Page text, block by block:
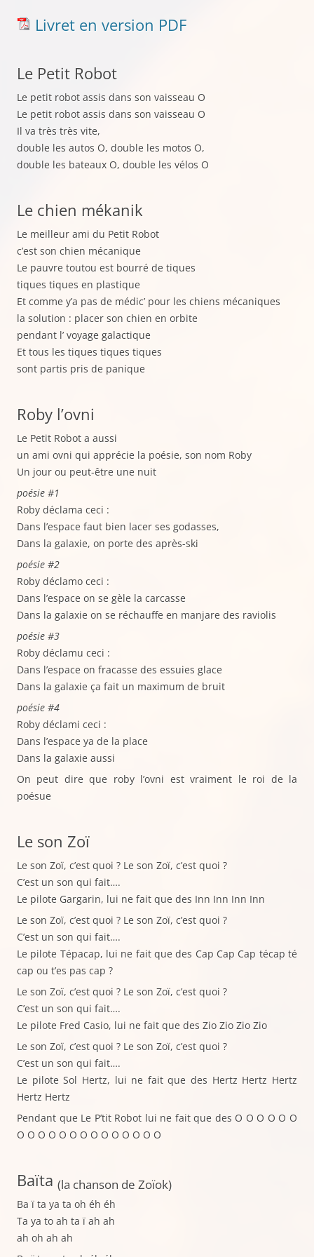
Livret en version PDF
Le Petit Robot
Le petit robot assis dans son vaisseau O
Le petit robot assis dans son vaisseau O
Il va très très vite,
double les autos O, double les motos O,
double les bateaux O, double les vélos O
Le chien mékanik
Le meilleur ami du Petit Robot
c’est son chien mécanique
Le pauvre toutou est bourré de tiques
tiques tiques en plastique
Et comme y’a pas de médic’ pour les chiens mécaniques
la solution : placer son chien en orbite
pendant l’ voyage galactique
Et tous les tiques tiques tiques
sont partis pris de panique
Roby l’ovni
Le Petit Robot a aussi
un ami ovni qui apprécie la poésie, son nom Roby
Un jour ou peut-être une nuit
poésie #1
Roby déclama ceci :
Dans l’espace faut bien lacer ses godasses,
Dans la galaxie, on porte des après-ski
poésie #2
Roby déclamo ceci :
Dans l’espace on se gèle la carcasse
Dans la galaxie on se réchauffe en manjare des raviolis
poésie #3
Roby déclamu ceci :
Dans l’espace on fracasse des essuies glace
Dans la galaxie ça fait un maximum de bruit
poésie #4
Roby déclami ceci :
Dans l’espace ya de la place
Dans la galaxie aussi
On peut dire que roby l’ovni est vraiment le roi de la
poésue
Le son Zoï
Le son Zoï, c’est quoi ? Le son Zoï, c’est quoi ?
C’est un son qui fait….
Le pilote Gargarin, lui ne fait que des Inn Inn Inn Inn
Le son Zoï, c’est quoi ? Le son Zoï, c’est quoi ?
C’est un son qui fait….
Le pilote Tépacap, lui ne fait que des Cap Cap Cap técap té
cap ou t’es pas cap ?
Le son Zoï, c’est quoi ? Le son Zoï, c’est quoi ?
C’est un son qui fait….
Le pilote Fred Casio, lui ne fait que des Zio Zio Zio Zio
Le son Zoï, c’est quoi ? Le son Zoï, c’est quoi ?
C’est un son qui fait….
Le pilote Sol Hertz, lui ne fait que des Hertz Hertz Hertz
Hertz Hertz
Pendant que Le P’tit Robot lui ne fait que des O O O O O O
O O O O O O O O O O O O O O
Baïta (la chanson de Zoïok)
Ba ï ta ya ta oh éh éh
Ta ya to ah ta ï ah ah
ah oh ah ah